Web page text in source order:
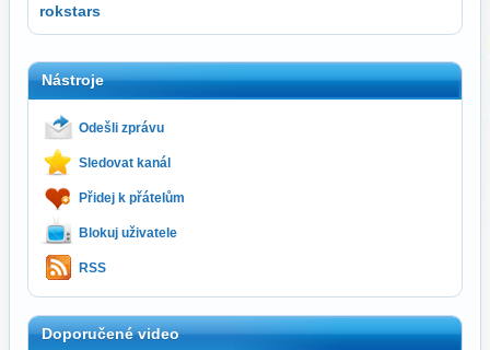
rokstars
Nástroje
Odešli zprávu
Sledovat kanál
Přidej k přátelům
Blokuj uživatele
RSS
Doporučené video